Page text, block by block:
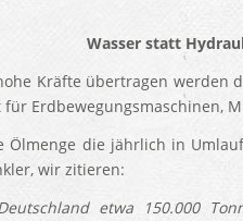
Hydrauliköl in den
Kräfte übertragen werden
Erdbewegungsmaschinen,
Ölmenge die jährlich in
wir zitieren:
etwa 150.000